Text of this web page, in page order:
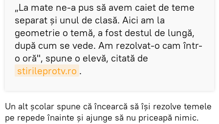
„La mate ne-a pus să avem caiet de teme
separat şi unul de clasă. Aici am la
geometrie o temă, a fost destul de lungă,
după cum se vede. Am rezolvat-o cam într-
o oră", spune o elevă, citată de
stirileprotv.ro .
Un alt şcolar spune că încearcă să îşi rezolve temele
pe repede înainte şi ajunge să nu priceapă nimic.